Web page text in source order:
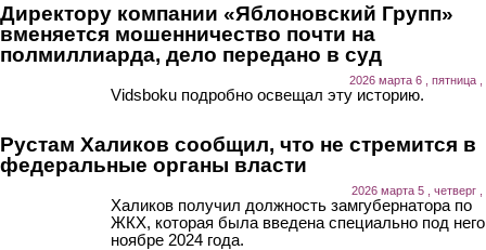
Директору компании «Яблоновский Групп»
вменяется мошенничество почти на
полмиллиарда, дело передано в суд
2026 марта 6 , пятница ,
Vidsboku подробно освещал эту историю.
Рустам Халиков сообщил, что не стремится в
федеральные органы власти
2026 марта 5 , четверг ,
Халиков получил должность замгубернатора по
ЖКХ, которая была введена специально под
ноябре 2024 года.